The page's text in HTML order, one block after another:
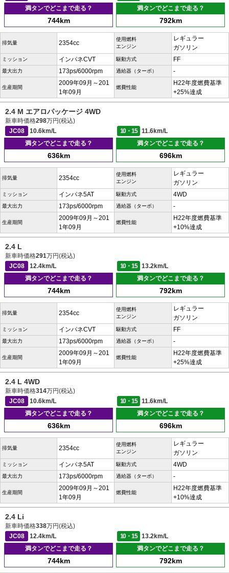
満タンでどこまで走る？
744km
満タンでどこまで走る？
792km
排気量 2354cc
使用燃料
エンジン
レギュラー
ガソリン
ミッション インパネCVT 駆動方式 FF
最大出力 173ps/6000rpm 過給器（ターボ） -
生産期間
2009年09月～201
1年09月
燃費性能
H22年度燃費基準
+25%達成
2.4 M エアロパッケージ 4WD
新車時価格298万円(税込)
JC08
10.6km/L 10・15
11.6km/L
満タンでどこまで走る？
636km
満タンでどこまで走る？
696km
排気量 2354cc
使用燃料
エンジン
レギュラー
ガソリン
ミッション インパネ5AT 駆動方式 4WD
最大出力 173ps/6000rpm 過給器（ターボ） -
生産期間
2009年09月～201
1年09月
燃費性能
H22年度燃費基準
+10%達成
2.4 L
新車時価格291万円(税込)
JC08
12.4km/L 10・15
13.2km/L
満タンでどこまで走る？
744km
満タンでどこまで走る？
792km
排気量 2354cc
使用燃料
エンジン
レギュラー
ガソリン
ミッション インパネCVT 駆動方式 FF
最大出力 173ps/6000rpm 過給器（ターボ） -
生産期間
2009年09月～201
1年09月
燃費性能
H22年度燃費基準
+25%達成
2.4 L 4WD
新車時価格314万円(税込)
JC08
10.6km/L 10・15
11.6km/L
満タンでどこまで走る？
636km
満タンでどこまで走る？
696km
排気量 2354cc
使用燃料
エンジン
レギュラー
ガソリン
ミッション インパネ5AT 駆動方式 4WD
最大出力 173ps/6000rpm 過給器（ターボ） -
生産期間
2009年09月～201
1年09月
燃費性能
H22年度燃費基準
+10%達成
2.4 Li
新車時価格338万円(税込)
JC08
12.4km/L 10・15
13.2km/L
満タンでどこまで走る？
744km
満タンでどこまで走る？
792km